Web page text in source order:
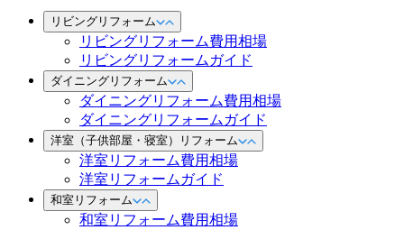
リビングリフォーム
リビングリフォーム費用相場
リビングリフォームガイド
ダイニングリフォーム
ダイニングリフォーム費用相場
ダイニングリフォームガイド
洋室（子供部屋・寝室）リフォーム
洋室リフォーム費用相場
洋室リフォームガイド
和室リフォーム
和室リフォーム費用相場